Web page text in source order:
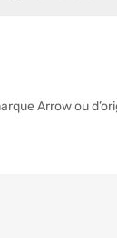
Arrow ou